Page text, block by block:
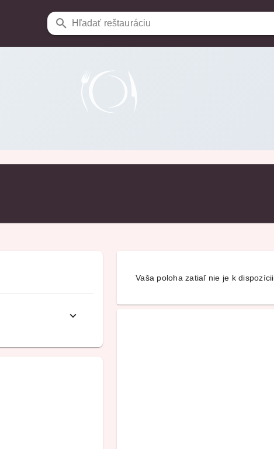
Hľadať reštauráciu
Vaša poloha zatiaľ nie je k dispozícii.